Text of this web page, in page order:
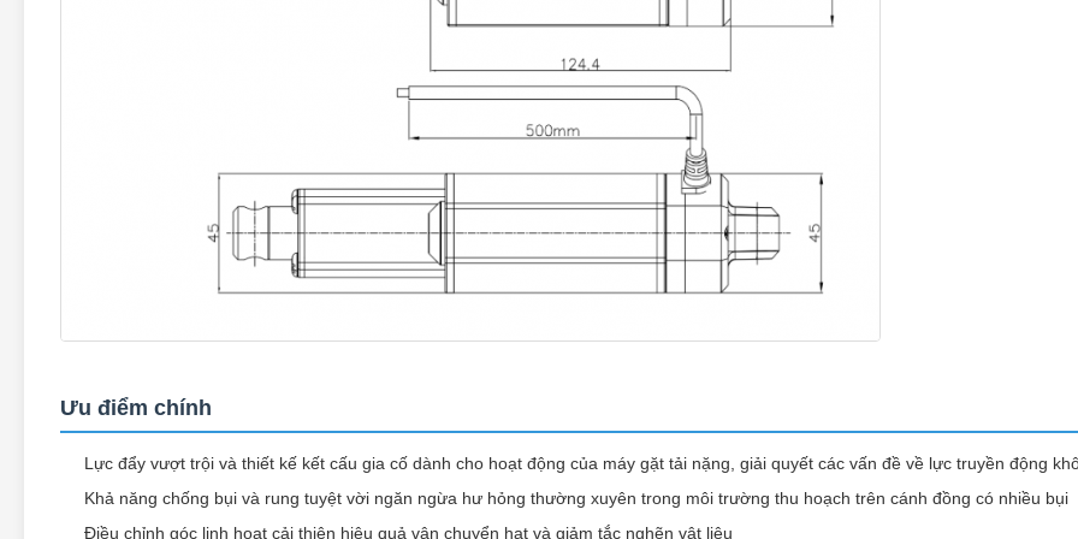
Ưu điểm chính
Lực đẩy vượt trội và thiết kế kết cấu gia cố dành cho hoạt động của máy gặt tải nặng, giải quyết các vấn đề về lực truyền động
Khả năng chống bụi và rung tuyệt vời ngăn ngừa hư hỏng thường xuyên trong môi trường thu hoạch trên cánh đồng có nhiều bụi
Điều chỉnh góc linh hoạt cải thiện hiệu quả vận chuyển hạt và giảm tắc nghẽn vật liệu